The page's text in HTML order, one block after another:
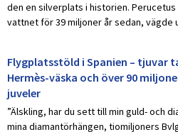
den en silverplats i historien.
vattnet för 39 miljoner år sedan, vägde
Flygplatsstöld i Spanien – tjuvar
Hermès-väska och över 90
juveler
”Älskling, har du sett till min guld- och
mina diamantörhängen, tiomiljoners